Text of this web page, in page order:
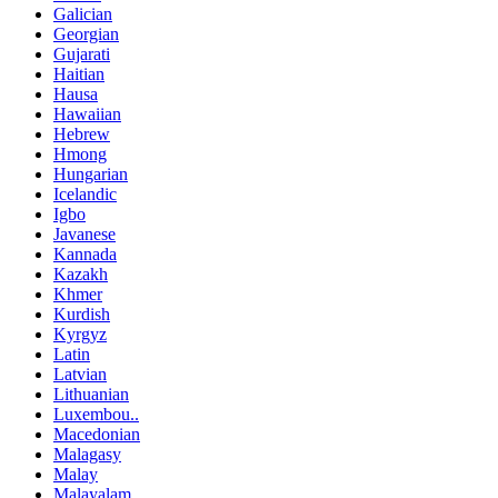
Galician
Georgian
Gujarati
Haitian
Hausa
Hawaiian
Hebrew
Hmong
Hungarian
Icelandic
Igbo
Javanese
Kannada
Kazakh
Khmer
Kurdish
Kyrgyz
Latin
Latvian
Lithuanian
Luxembou..
Macedonian
Malagasy
Malay